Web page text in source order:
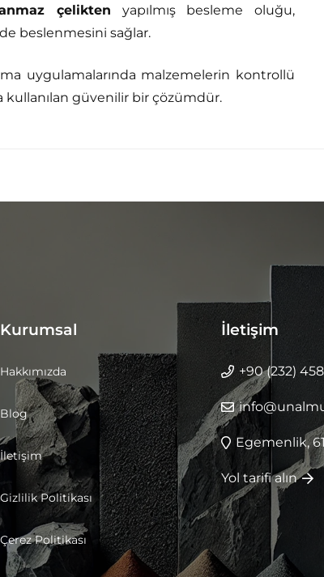
çelikten yapılmış besleme oluğu,
beslenmesini sağlar.
uygulamalarında malzemelerin kontrollü
güvenilir bir çözümdür.
Kurumsal
Hakkımızda
Blog
İletişim
Gizlilik Politikası
Çerez Politikası
İletişim
+90 (232)
Egemenlik,
Yol tarifi alın